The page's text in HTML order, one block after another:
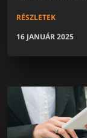
RÉSZLETEK
16 JANUÁR 2025